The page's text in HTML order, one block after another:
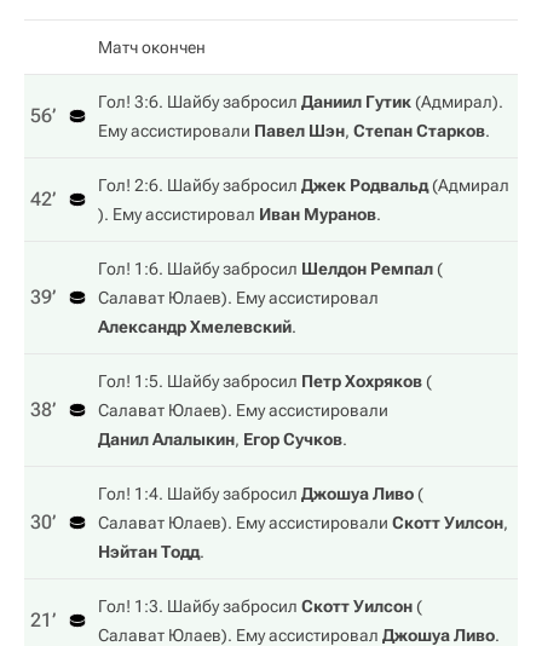
Матч окончен
56‎’‎
Гол! 3:6. Шайбу забросил Даниил Гутик(Адмирал).
Ему ассистировали Павел Шэн, Степан Старков.
42‎’‎
Гол! 2:6. Шайбу забросил Джек Родвальд(Адмирал
). Ему ассистировал Иван Муранов.
39‎’‎
Гол! 1:6. Шайбу забросил Шелдон Ремпал(
Салават Юлаев). Ему ассистировал
Александр Хмелевский.
38‎’‎
Гол! 1:5. Шайбу забросил Петр Хохряков(
Салават Юлаев). Ему ассистировали
Данил Алалыкин, Егор Сучков.
30‎’‎
Гол! 1:4. Шайбу забросил Джошуа Ливо(
Салават Юлаев). Ему ассистировали Скотт Уилсон,
Нэйтан Тодд.
21‎’‎
Гол! 1:3. Шайбу забросил Скотт Уилсон(
Салават Юлаев). Ему ассистировал Джошуа Ливо.